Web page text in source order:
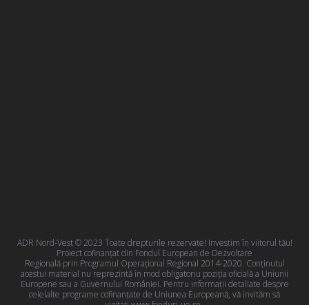
ADR Nord-Vest © 2023 Toate drepturile rezervate! Investim în viitorul tău!
Proiect cofinanțat din Fondul European de Dezvoltare
Regională prin Programul Operațional Regional 2014-2020. Conţinutul
acestui material nu reprezintă în mod obligatoriu poziţia oficială a Uniunii
Europene sau a Guvernului României. Pentru informații detaliate despre
celelalte programe cofinanțate de Uniunea Europeană, vă invităm să